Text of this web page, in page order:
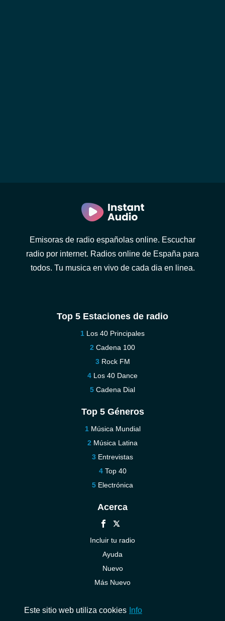
Emisoras de radio españolas online. Escuchar
radio por internet. Radios online de España para
todos. Tu musica en vivo de cada dia en linea.
Top 5 Estaciones de radio
Los 40 Principales
Cadena 100
Rock FM
Los 40 Dance
Cadena Dial
Top 5 Géneros
Música Mundial
Música Latina
Entrevistas
Top 40
Electrónica
Acerca
Incluir tu radio
Ayuda
Nuevo
Más Nuevo
Este sitio web utiliza cookies Info